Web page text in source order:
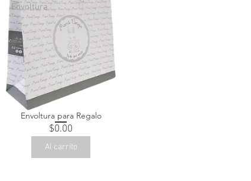
Envoltura
Envoltura para Regalo
$0.00
Al carrito